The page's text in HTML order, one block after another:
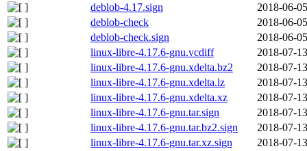
deblob-4.17.sign
2018-06-
deblob-check
2018-06-
deblob-check.sign
2018-06-
linux-libre-4.17.6-gnu.vcdiff
2018-07-
linux-libre-4.17.6-gnu.xdelta.bz2
2018-07-
linux-libre-4.17.6-gnu.xdelta.lz
2018-07-
linux-libre-4.17.6-gnu.xdelta.xz
2018-07-
linux-libre-4.17.6-gnu.tar.sign
2018-07-
linux-libre-4.17.6-gnu.tar.bz2.sign
2018-07-
linux-libre-4.17.6-gnu.tar.xz.sign
2018-07-